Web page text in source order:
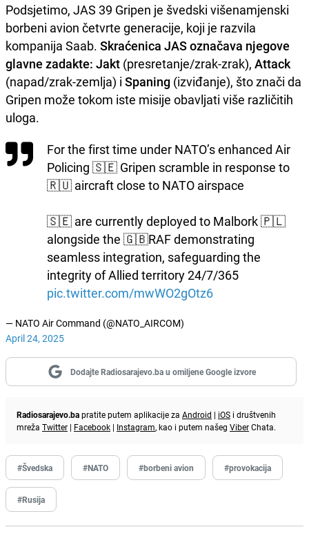
Podsjetimo, JAS 39 Gripen je švedski višenamjenski
borbeni avion četvrte generacije, koji je razvila
kompanija Saab. Skraćenica JAS označava njegove
glavne zadakte: Jakt (presretanje/zrak-zrak), Attack
(napad/zrak-zemlja) i Spaning (izviđanje), što znači da
Gripen može tokom iste misije obavljati više različitih
uloga.
For the first time under NATO’s enhanced Air
Policing 🇸🇪 Gripen scramble in response to
🇷🇺 aircraft close to NATO airspace
🇸🇪 are currently deployed to Malbork 🇵🇱
alongside the 🇬🇧RAF demonstrating
seamless integration, safeguarding the
integrity of Allied territory 24/7/365
pic.twitter.com/mwWO2gOtz6
— NATO Air Command (@NATO_AIRCOM)
April 24, 2025
Dodajte Radiosarajevo.ba u omiljene Google izvore
Radiosarajevo.bapratite putem aplikacije za Android | iOS i društvenih
mreža Twitter | Facebook | Instagram, kao i putem našeg ViberChata.
#Švedska #NATO #borbeni avion #provokacija
#Rusija